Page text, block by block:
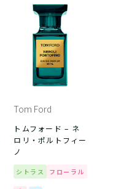
Tom Ford
トムフォード – ネ
ロリ・ポルトフィー
ノ
シトラス フローラル